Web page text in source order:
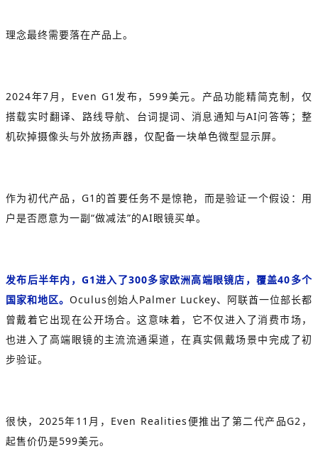
理念最终需要落在产品上。
2024年7月，Even G1发布，599美元。产品功能精简克制，仅
搭载实时翻译、路线导航、台词提词、消息通知与AI问答等；整
机砍掉摄像头与外放扬声器，仅配备一块单色微型显示屏。
作为初代产品，G1的首要任务不是惊艳，而是验证一个假设：用
户是否愿意为一副“做减法”的AI眼镜买单。
发布后半年内，G1进入了300多家欧洲高端眼镜店，覆盖40多个
国家和地区。 Oculus创始人Palmer Luckey、阿联酋一位部长都
曾戴着它出现在公开场合。这意味着，它不仅进入了消费市场，
也进入了高端眼镜的主流流通渠道，在真实佩戴场景中完成了初
步验证。
很快，2025年11月，Even Realities便推出了第二代产品G2，
起售价仍是599美元。